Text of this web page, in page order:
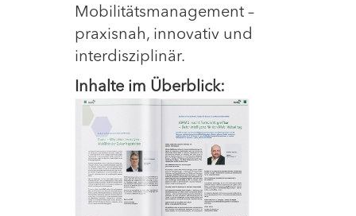
Mobilitätsmanagement –
praxisnah, innovativ und
interdisziplinär.
Inhalte im Überblick: